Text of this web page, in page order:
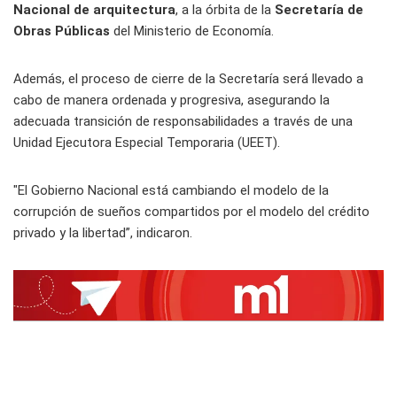
Nacional de arquitectura, a la órbita de la Secretaría de
Obras Públicas del Ministerio de Economía.
Además, el proceso de cierre de la Secretaría será llevado a
cabo de manera ordenada y progresiva, asegurando la
adecuada transición de responsabilidades a través de una
Unidad Ejecutora Especial Temporaria (UEET).
"El Gobierno Nacional está cambiando el modelo de la
corrupción de sueños compartidos por el modelo del crédito
privado y la libertad”, indicaron.